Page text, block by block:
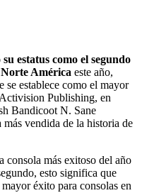
su estatus como el segundo
América este año,
se establece como el mayor
Publishing, en
Bandicoot N. Sane
vendida de la historia de
consola más exitoso del año
esto significa que
éxito para consolas en